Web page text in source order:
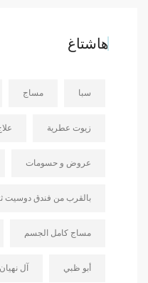
هاشتاغ
سبا مساج
زيوت عطرية
عروض و حسومات
بالقرب من فندق دوسيت
مساج كامل الجسم
أبو ظبي آل نهيان